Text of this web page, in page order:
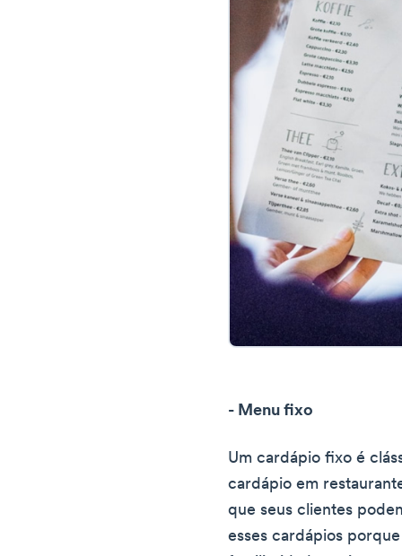
- Menu fixo
Um cardápio fixo é
cardápio em
que seus clientes
esses cardápios